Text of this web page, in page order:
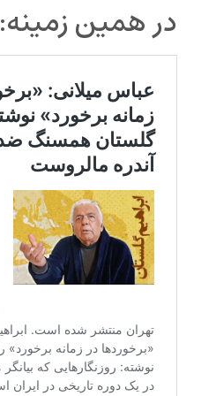
در همین زمینه: